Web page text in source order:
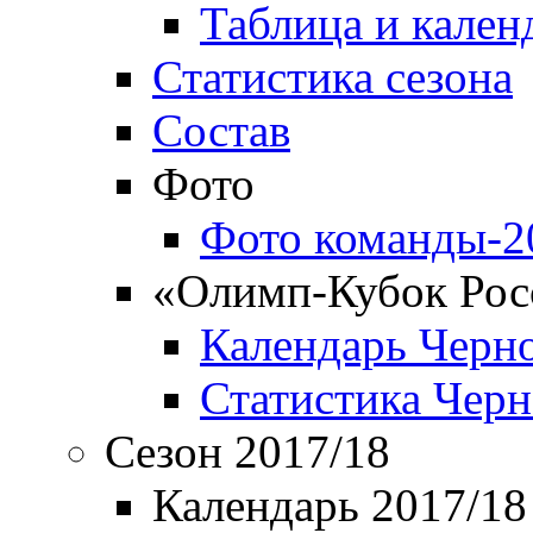
Таблица и
Статистика сезона
Состав
Фото
Фото команды-
«Олимп-Кубок
Календарь
Статистика
Сезон 2017/18
Календарь 2017/18